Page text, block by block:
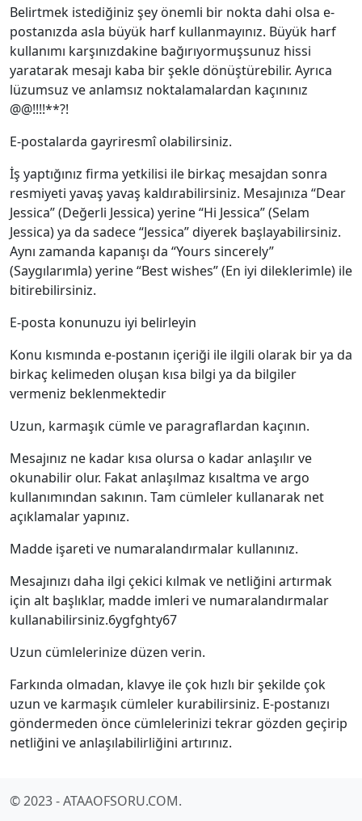
Belirtmek istediğiniz şey önemli bir nokta dahi olsa e‐
postanızda asla büyük harf kullanmayınız. Büyük harf
kullanımı karşınızdakine bağırıyormuşsunuz hissi
yaratarak mesajı kaba bir şekle dönüştürebilir. Ayrıca
lüzumsuz ve anlamsız noktalamalardan kaçınınız
@@!!!!**?!
E‐postalarda gayriresmî olabilirsiniz.
İş yaptığınız firma yetkilisi ile birkaç mesajdan sonra
resmiyeti yavaş yavaş kaldırabilirsiniz. Mesajınıza “Dear
Jessica” (Değerli Jessica) yerine “Hi Jessica” (Selam
Jessica) ya da sadece “Jessica” diyerek başlayabilirsiniz.
Aynı zamanda kapanışı da “Yours sincerely”
(Saygılarımla) yerine “Best wishes” (En iyi dileklerimle) ile
bitirebilirsiniz.
E‐posta konunuzu iyi belirleyin
Konu kısmında e‐postanın içeriği ile ilgili olarak bir ya da
birkaç kelimeden oluşan kısa bilgi ya da bilgiler
vermeniz beklenmektedir
Uzun, karmaşık cümle ve paragraflardan kaçının.
Mesajınız ne kadar kısa olursa o kadar anlaşılır ve
okunabilir olur. Fakat anlaşılmaz kısaltma ve argo
kullanımından sakının. Tam cümleler kullanarak net
açıklamalar yapınız.
Madde işareti ve numaralandırmalar kullanınız.
Mesajınızı daha ilgi çekici kılmak ve netliğini artırmak
için alt başlıklar, madde imleri ve numaralandırmalar
kullanabilirsiniz.6ygfghty67
Uzun cümlelerinize düzen verin.
Farkında olmadan, klavye ile çok hızlı bir şekilde çok
uzun ve karmaşık cümleler kurabilirsiniz. E‐postanızı
göndermeden önce cümlelerinizi tekrar gözden geçirip
netliğini ve anlaşılabilirliğini artırınız.
© 2023 - ATAAOFSORU.COM.